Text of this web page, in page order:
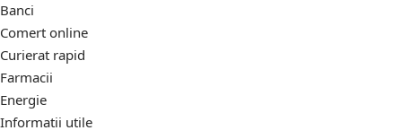
Banci
Comert online
Curierat rapid
Farmacii
Energie
Informatii utile